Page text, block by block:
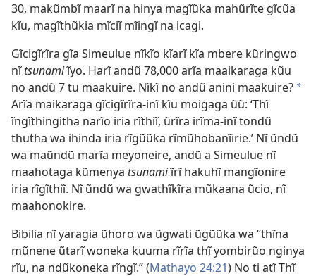
30, makũmbĩ maarĩ na hinya magĩũka mahũrĩte gĩcũa
kĩu, magĩthũkia mĩciĩ mĩingĩ na icagi.
Gĩcigĩrĩra gĩa Simeulue nĩkĩo kĩarĩ kĩa mbere kũringwo
nĩtsunamiĩyo. Harĩ andũ 78,000 arĩa maaikaraga kũu
no andũ 7 tu maakuire. Nĩkĩ no andũ anini maakuire? *
Arĩa maikaraga gĩcigĩrĩra-inĩ kĩu moigaga ũũ: ‘Thĩ
ĩngĩthingitha narĩo iria rĩthiĩ, ũrĩra irĩma-inĩ tondũ
thutha wa ihinda iria rĩgũũka rĩmũhobanĩirie.’ Nĩ ũndũ
wa maũndũ marĩa meyoneire, andũ a Simeulue nĩ
maahotaga kũmenya tsunamiĩrĩ hakuhĩ mangĩonire
iria rĩgĩthiĩ. Nĩ ũndũ wa gwathĩkĩra mũkaana ũcio, nĩ
maahonokire.
Bibilia nĩ yaragia ũhoro wa ũgwati ũgũũka wa “thĩna
mũnene ũtarĩ woneka kuuma rĩrĩa thĩ yombirũo nginya
rĩu, na ndũkoneka rĩngĩ.” (Mathayo 24:21) No ti atĩ Thĩ